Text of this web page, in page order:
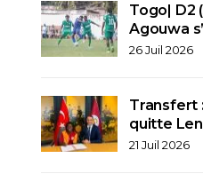
Togo| D2
Agouwa
26 Juil 2026
Transfert
quitte
21 Juil 2026